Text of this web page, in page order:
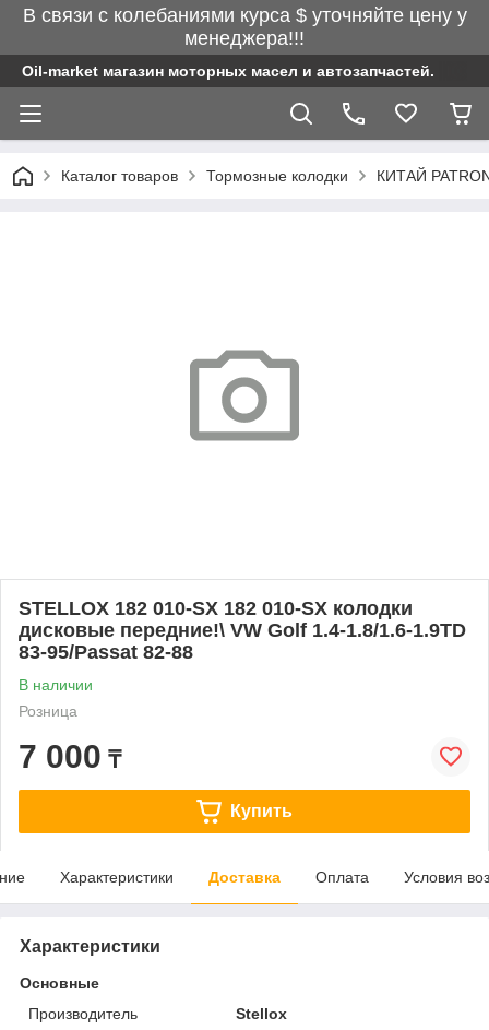
В связи с колебаниями курса $ уточняйте цену у
менеджера!!!
Oil-market магазин моторных масел и автозапчастей.
Каталог товаров Тормозные колодки КИТАЙ
STELLOX 182 010-SX 182 010-SX колодки
дисковые передние!\ VW Golf 1.4-1.8/1.6-1.9TD
83-95/Passat 82-88
В наличии
Розница
7 000 ₸
Купить
Характеристики Доставка Оплата Условия
Характеристики
Основные
Производитель
Stellox